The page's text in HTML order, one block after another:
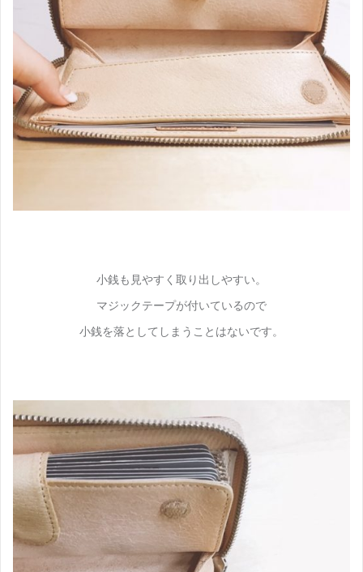
小銭も見やすく取り出しやすい。
マジックテープが付いているので
小銭を落としてしまうことはないです。